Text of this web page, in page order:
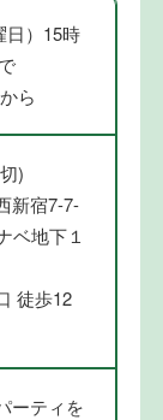
日）15時
ら
)
新宿7-7-
ベ地下１
徒歩12
ーティを